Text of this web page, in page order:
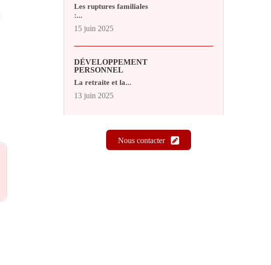
Les ruptures familiales
:...
15 juin 2025
DÉVELOPPEMENT
PERSONNEL
La retraite et la...
13 juin 2025
Nous contacter